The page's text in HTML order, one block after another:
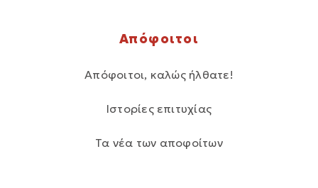
Απόφοιτοι
Απόφοιτοι, καλώς ήλθατε!
Ιστορίες επιτυχίας
Τα νέα των αποφοίτων